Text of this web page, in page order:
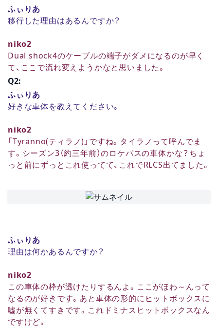
ふぃりあ
移行した理由はあるんですか？
niko2
Dual shock4のケーブルの端子がダメになるのが早く
て、ここで流れ変えようかなと思いました。
Q2:
ふぃりあ
好きな車体を教えてください。
niko2
「Tyranno(ティラノ)」ですね。タイラノって呼んでま
す。シーズン3（約三年前）のロケパスの車体かな？ちょ
っと前にずっとこれ使ってて、これでRLCS出てました。
ふぃりあ
理由は何かあるんですか？
niko2
この車体の枠が透けたりするんよ。ここがほわ～んって
なるのが好きです。あと車体の形的にヒットボックスに
嘘が無くてすきです。これドミナスヒットボックスなん
ですけど。